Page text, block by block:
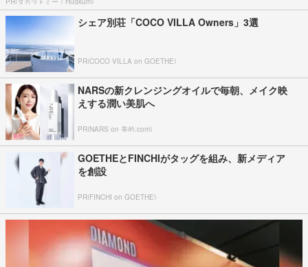
シェア別荘「COCO VILLA Owners」3選
PR(COCO VILLA on GOETHE)
NARSの新クレンジングオイルで毎朝、メイク映
えする潤い美肌へ
PR(NARS on 美的.com)
GOETHEとFINCHIがタッグを組み、新メディア
を創設
PR(FINCHI on GOETHE)